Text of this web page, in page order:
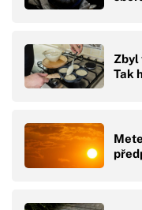
Zbyl
Tak